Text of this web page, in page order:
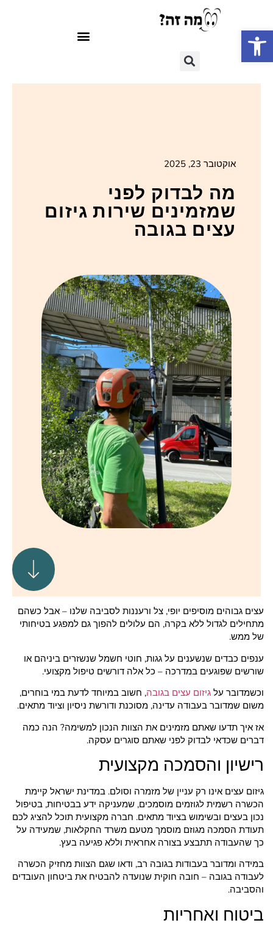
פתח סרגל נגישות
אוקטובר 23, 2025
מה לבדוק לפני
שמזמינים שירות גיזום
עצים בגובה
עצים גבוהים מוסיפים יופי, צל ורעננות לסביבה שלנו – אבל כשהם
מתחילים לגדול ללא בקרה, הם עלולים להפוך גם למפגע בטיחותי
של ממש.
ענפים כבדים שנשענים על גגות, חוטי חשמל שנשזרים ביניהם או
שורשים שפוגעים במדרכה – כל אלה דורשים טיפול מקצועי.
וכשמדובר על גיזום עצים בגובה, חשוב במיוחד לדעת במי בוחרים,
משום שמדובר בעבודה עדינה, מסוכנת ודורשת ניסיון וציוד מתאים.
אז איך תדעו שאתם מזמינים את הצוות הנכון למשימה? הנה כמה
דברים שכדאי לבדוק לפני שאתם סוגרים עסקה.
רישיון והסמכה מקצועית
גיזום עצים אינו רק עניין של מזמרה וסולם. במדינת ישראל קיימת
הכשרה רשמית לגוזמים מוסמכים, שמעניקה ידע בבטיחות, בטיפול
נכון בעצים ובשימוש בציוד מתאים. חברה מקצועית תוכל להציג לכם
תעודת הסמכה מגוזם מוסמך מטעם משרד החקלאות, שמעידה על
כך שהעבודה תתבצע בצורה אחראית וללא פגיעה בעץ.
במידה ומדובר בעבודות בגובה רב, ודאו שגם הצוות מחזיק הכשרה
לעבודה בגובה – חובה חוקית שנועדה להבטיח את ביטחון העובדים
והסביבה.
ביטוח ואחריות